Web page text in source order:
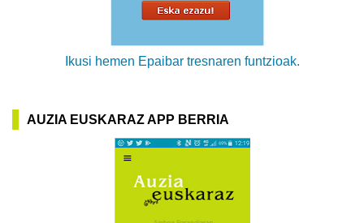
Ikusi hemen Epaibar tresnaren funtzioak.
AUZIA EUSKARAZ APP BERRIA